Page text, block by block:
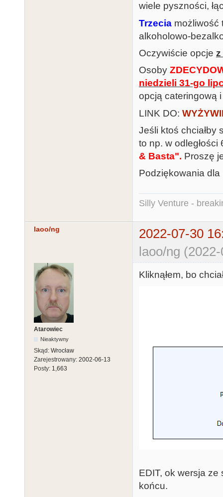
wiele pyszności,
Trzecia możliwość
alkoholowo-
Oczywiście opcje z
Osoby
niedzieli 31-go
opcją cateringową
LINK DO:
Jeśli ktoś chciałby
to np. w
& Basta". Proszę
Podziękowania dla
Silly Venture -
laoo/ng
2022-07-30
laoo/ng
Atarowiec
Nieaktywny
Skąd: Wrocław
Zarejestrowany: 2002-06-13
Posty: 1,663
Kliknąłem, bo
EDIT, ok wersja
końcu.